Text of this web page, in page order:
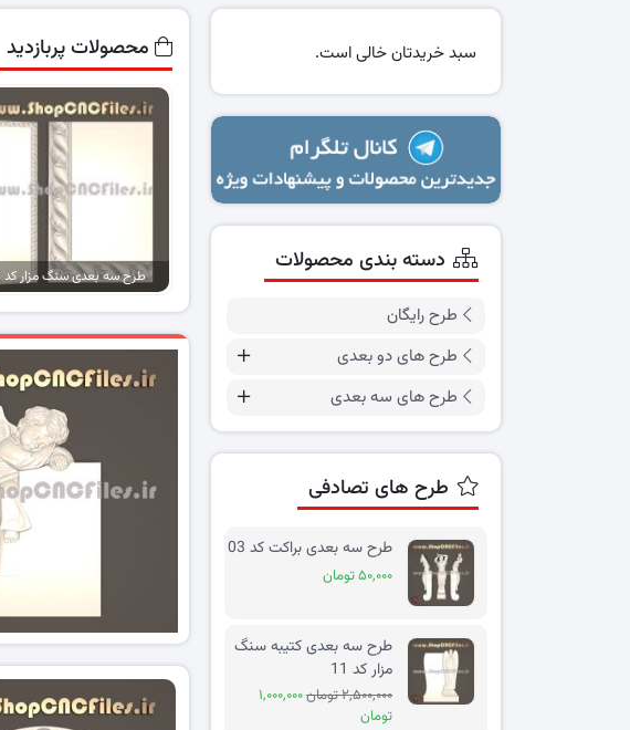
محصولات پربازدید
طرح سه بعدی سنگ مزار کد 08
پیشنهاد ویژه
طرح سه بعدی کتیبه سنگ مزار کد 10
۲,۰۰۰,۰۰۰ تومان
60٪ تخفیف
خرید محصول
سبد خریدتان خالی است.
دسته بندی محصولات
طرح رایگان
طرح های دو بعدی
طرح های سه بعدی
طرح های تصادفی
طرح سه بعدی براکت کد 03
۵۰,۰۰۰ تومان
طرح سه بعدی کتیبه سنگ
مزار کد 11
۲,۵۰۰,۰۰۰ تومان
۱,۰۰۰,۰۰۰
تومان